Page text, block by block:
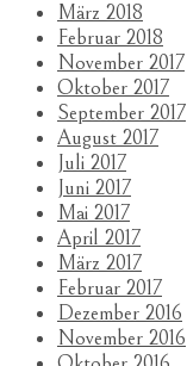
März 2018
Februar 2018
November 2017
Oktober 2017
September 2017
August 2017
Juli 2017
Juni 2017
Mai 2017
April 2017
März 2017
Februar 2017
Dezember 2016
November 2016